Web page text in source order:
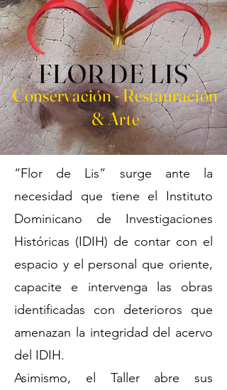
FLOR DE LIS
Conservación - Restauración
& Arte
“Flor de Lis” surge ante la
necesidad que tiene el Instituto
Dominicano de Investigaciones
Históricas (IDIH) de contar con el
espacio y el personal que oriente,
capacite e intervenga las obras
identificadas con deterioros que
amenazan la integridad del acervo
del IDIH.
Asimismo, el Taller abre sus